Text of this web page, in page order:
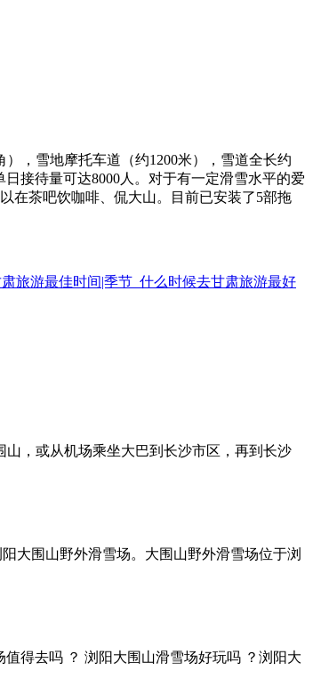
，雪地摩托车道（约1200米），雪道全长约
接待量可达8000人。对于有一定滑雪水平的爱
在茶吧饮咖啡、侃大山。目前已安装了5部拖
旅游最佳时间|季节_什么时候去甘肃旅游最好
，或从机场乘坐大巴到长沙市区，再到长沙
大围山野外滑雪场。大围山野外滑雪场位于浏
得去吗 ？ 浏阳大围山滑雪场好玩吗 ？浏阳大